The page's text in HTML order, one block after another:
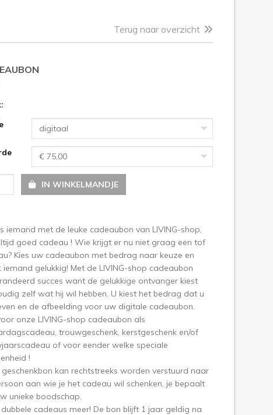
Terug naar overzicht
digitaal
€ 75,00
IN WINKELMANDJE
iemand met de leuke cadeaubon van LIVING-shop,
goed cadeau ! Wie krijgt er nu niet graag een tof
Kies uw cadeaubon met bedrag naar keuze en
iemand gelukkig! Met de LIVING-shop cadeaubon
succes want de gelukkige ontvanger kiest
zelf wat hij wil hebben. U kiest het bedrag dat u
en de afbeelding voor uw digitale cadeaubon.
onze LIVING-shop cadeaubon als
trouwgeschenk, kerstgeschenk en/of
of voor eender welke speciale
!
geschenkbon kan rechtstreeks worden verstuurd naar
aan wie je het cadeau wil schenken, je bepaalt
unieke boodschap.
dubbele cadeaus meer! De bon blijft 1 jaar geldig na